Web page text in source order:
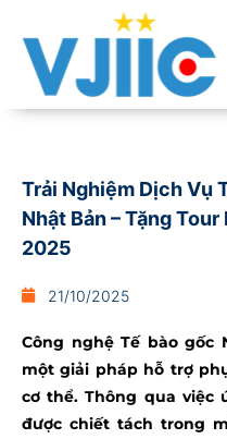
Trải Nghiệm Dịch Vụ
Nhật Bản – Tặng
2025
21/10/2025
Công nghệ Tế bào gốc
một giải pháp hỗ trợ
cơ thể. Thông qua việc
được chiết tách trong